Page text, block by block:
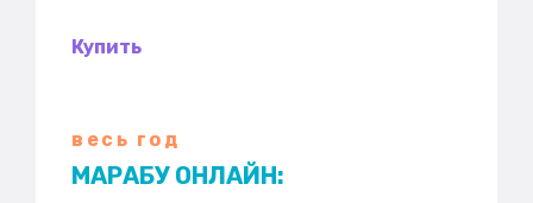
Купить
весь год
МАРАБУ ОНЛАЙН: